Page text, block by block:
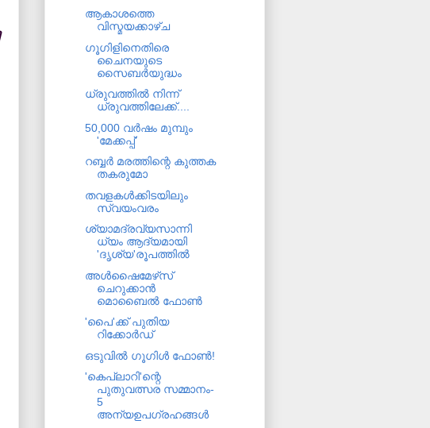
ആകാശത്തെ
വിസ്മയക്കാഴ്ച
ഗൂഗിളിനെതിരെ
ചൈനയുടെ
സൈബര്‍യുദ്ധം
ധ്രുവത്തില്‍ നിന്ന്
ധ്രുവത്തിലേക്ക്....
50,000 വര്‍ഷം മുമ്പും
'മേക്കപ്പ്'
റബ്ബര്‍ മരത്തിന്റെ കുത്തക
തകരുമോ
തവളകള്‍ക്കിടയിലും
സ്വയംവരം
ശ്യാമദ്രവ്യസാന്നി
ധ്യം ആദ്യമായി
'ദൃശ്യ'രൂപത്തില്‍
അള്‍ഷൈമേഴ്‌സ്
ചെറുക്കാന്‍
മൊബൈല്‍ ഫോണ്‍
'പൈ'ക്ക് പുതിയ
റിക്കോര്‍ഡ്
ഒടുവില്‍ ഗൂഗിള്‍ ഫോണ്‍!
'കെപ്ലാറി'ന്റെ
പുതുവത്സര സമ്മാനം-
5
അന്യഉപഗ്രഹങ്ങള്‍